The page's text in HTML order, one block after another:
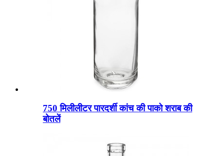
750 मिलीलीटर पारदर्शी कांच की पाको शराब की
बोतलें